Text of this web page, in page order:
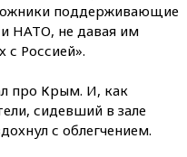
поддерживающие
НАТО, не давая им
с Россией».
про Крым. И, как
сидевший в зале
с облегчением.